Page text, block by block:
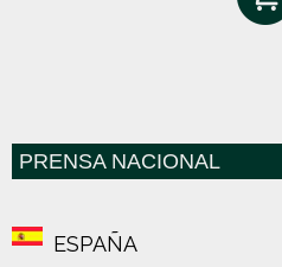
PRENSA NACIONAL
ESPAÑA